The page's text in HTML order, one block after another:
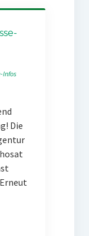
Infos
Die